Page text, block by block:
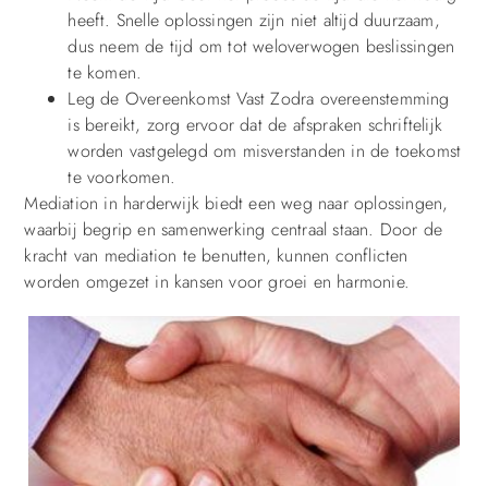
heeft. Snelle oplossingen zijn niet altijd duurzaam,
dus neem de tijd om tot weloverwogen beslissingen
te komen.
Leg de Overeenkomst Vast Zodra overeenstemming
is bereikt, zorg ervoor dat de afspraken schriftelijk
worden vastgelegd om misverstanden in de toekomst
te voorkomen.
Mediation in harderwijk biedt een weg naar oplossingen,
waarbij begrip en samenwerking centraal staan. Door de
kracht van mediation te benutten, kunnen conflicten
worden omgezet in kansen voor groei en harmonie.